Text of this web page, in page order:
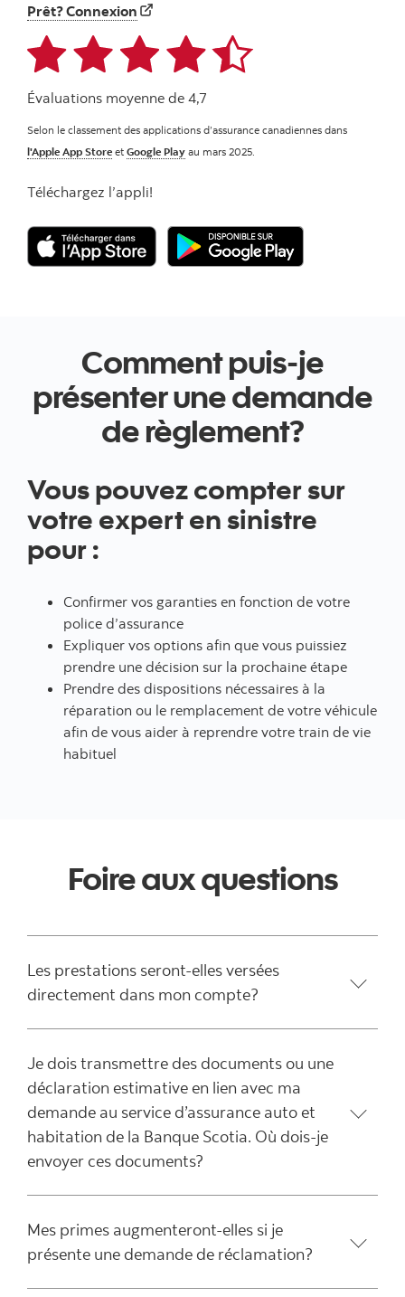
Prêt? Connexion
Téléchargez l’appli!
Évaluations moyenne de 4,7
Selon le classement des applications d’assurance canadiennes dans
l'Apple App Store et Google Play au mars 2025.
Comment puis-je
présenter une demande
de règlement?
Vous pouvez compter sur
votre expert en sinistre
pour :
Confirmer vos garanties en fonction de votre
police d’assurance
Expliquer vos options afin que vous puissiez
prendre une décision sur la prochaine étape
Prendre des dispositions nécessaires à la
réparation ou le remplacement de votre véhicule
afin de vous aider à reprendre votre train de vie
habituel
Foire aux questions
Les prestations seront-elles versées
directement dans mon compte?
Je dois transmettre des documents ou une
déclaration estimative en lien avec ma
demande au service d’assurance auto et
habitation de la Banque Scotia. Où dois-je
envoyer ces documents?
Mes primes augmenteront-elles si je
présente une demande de réclamation?